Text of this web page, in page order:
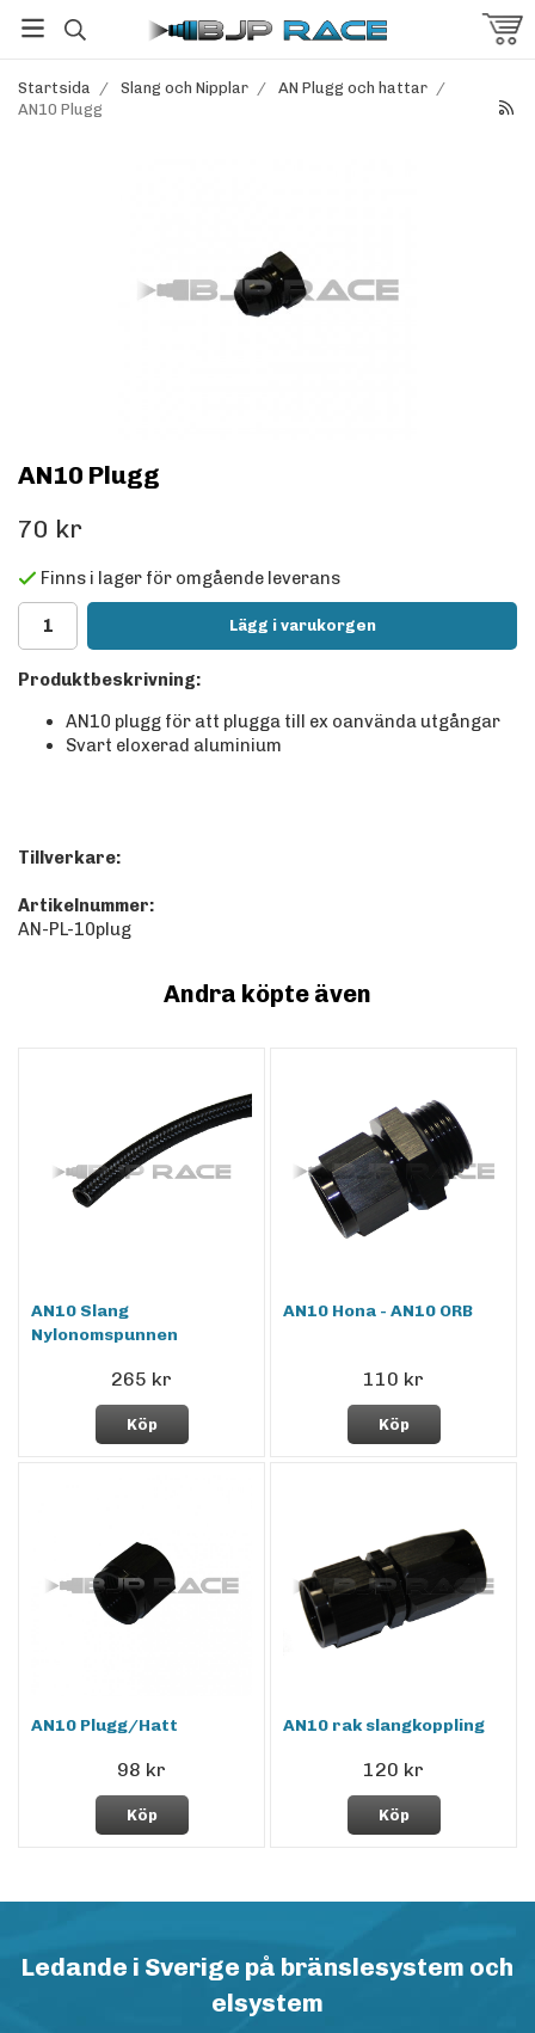
Startsida / Slang och Nipplar / AN Plugg och hattar /
AN10 Plugg
AN10 Plugg
70 kr
Finns i lager för omgående leverans
Lägg i varukorgen
Produktbeskrivning:
AN10 plugg för att plugga till ex oanvända utgångar
Svart eloxerad aluminium
Tillverkare:
Artikelnummer:
AN-PL-10plug
Andra köpte även
AN10 Slang
Nylonomspunnen
265 kr
Köp
AN10 Hona - AN10 ORB
110 kr
Köp
AN10 Plugg/Hatt
98 kr
Köp
AN10 rak slangkoppling
120 kr
Köp
Ledande i Sverige på bränslesystem och
elsystem